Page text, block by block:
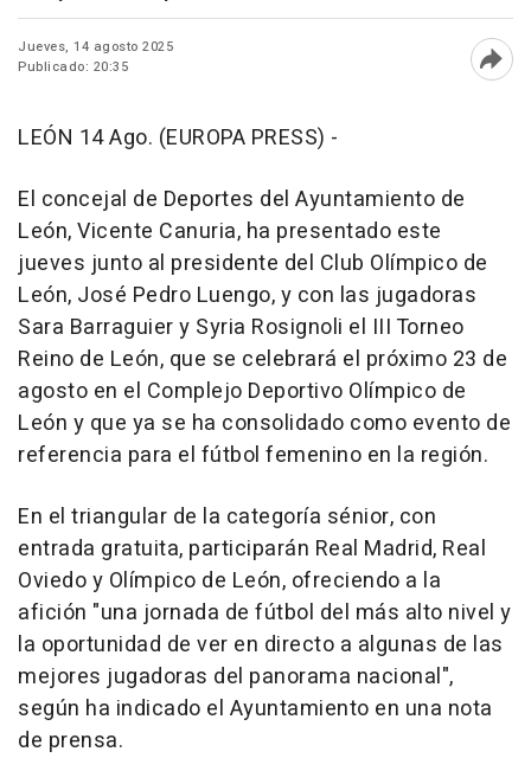
Jueves, 14 agosto 2025
Publicado: 20:35
LEÓN 14 Ago. (EUROPA PRESS) -
El concejal de Deportes del Ayuntamiento de
León, Vicente Canuria, ha presentado este
jueves junto al presidente del Club Olímpico de
León, José Pedro Luengo, y con las jugadoras
Sara Barraguier y Syria Rosignoli el III Torneo
Reino de León, que se celebrará el próximo 23 de
agosto en el Complejo Deportivo Olímpico de
León y que ya se ha consolidado como evento de
referencia para el fútbol femenino en la región.
En el triangular de la categoría sénior, con
entrada gratuita, participarán Real Madrid, Real
Oviedo y Olímpico de León, ofreciendo a la
afición "una jornada de fútbol del más alto nivel y
la oportunidad de ver en directo a algunas de las
mejores jugadoras del panorama nacional",
según ha indicado el Ayuntamiento en una nota
de prensa.